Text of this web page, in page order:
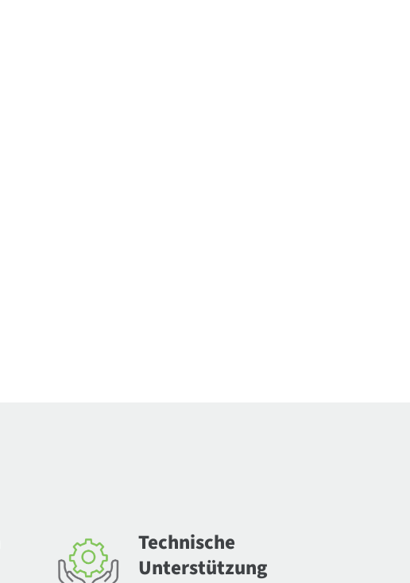
Technische
Unterstützung